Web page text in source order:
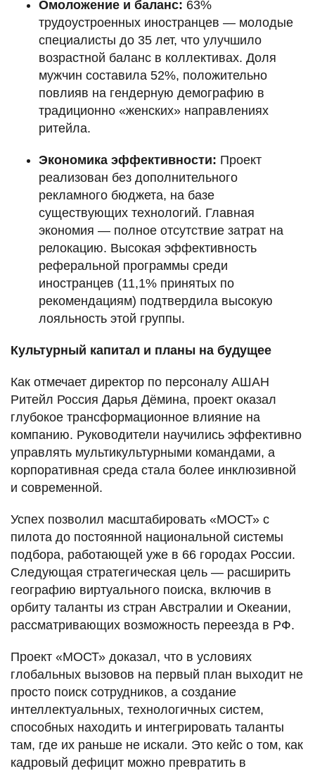
Омоложение и баланс: 63%
трудоустроенных иностранцев — молодые
специалисты до 35 лет, что улучшило
возрастной баланс в коллективах. Доля
мужчин составила 52%, положительно
повлияв на гендерную демографию в
традиционно «женских» направлениях
ритейла.
Экономика эффективности: Проект
реализован без дополнительного
рекламного бюджета, на базе
существующих технологий. Главная
экономия — полное отсутствие затрат на
релокацию. Высокая эффективность
реферальной программы среди
иностранцев (11,1% принятых по
рекомендациям) подтвердила высокую
лояльность этой группы.
Культурный капитал и планы на будущее
Как отмечает директор по персоналу АШАН
Ритейл Россия Дарья Дёмина, проект оказал
глубокое трансформационное влияние на
компанию. Руководители научились эффективно
управлять мультикультурными командами, а
корпоративная среда стала более инклюзивной
и современной.
Успех позволил масштабировать «МОСТ» с
пилота до постоянной национальной системы
подбора, работающей уже в 66 городах России.
Следующая стратегическая цель — расширить
географию виртуального поиска, включив в
орбиту таланты из стран Австралии и Океании,
рассматривающих возможность переезда в РФ.
Проект «МОСТ» доказал, что в условиях
глобальных вызовов на первый план выходит не
просто поиск сотрудников, а создание
интеллектуальных, технологичных систем,
способных находить и интегрировать таланты
там, где их раньше не искали. Это кейс о том, как
кадровый дефицит можно превратить в